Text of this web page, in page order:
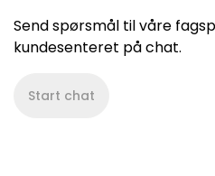
Send spørsmål til våre
kundesenteret på chat.
Start chat